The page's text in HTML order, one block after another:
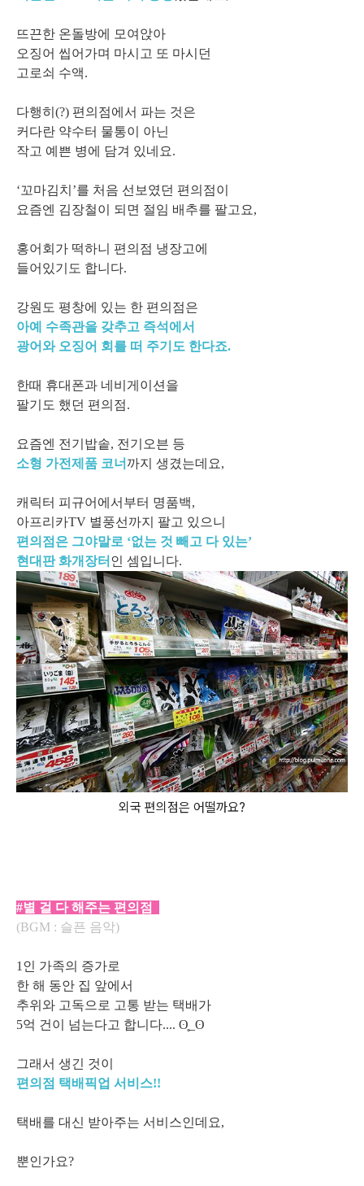
뜨끈한 온돌방에 모여앉아
오징어 씹어가며 마시고 또 마시던
고로쇠 수액.
다행히(?) 편의점에서 파는 것은
커다란 약수터 물통이 아닌
작고 예쁜 병에 담겨 있네요.
‘꼬마김치’를 처음 선보였던 편의점이
요즘엔 김장철이 되면 절임 배추를 팔고요,
홍어회 가 떡하니 편의점 냉장고에
들어있기도 합니다.
강원도 평창에 있는 한 편의점은
아예 수족관을 갖추고 즉석에서
광어와 오징어 회를 떠 주기도 한다죠.
한때 휴대폰과 네비게이션을
팔기도 했던 편의점.
요즘엔 전기밥솥, 전기오븐 등
소형 가전제품 코너 까지 생겼는데요,
캐릭터 피규어에서부터 명품백,
아프리카TV 별풍선까지 팔고 있으니
편의점은 그야말로 ‘없는 것 빼고 다 있는’
현대판 화개장터 인 셈입니다.
외국 편의점은 어떨까요?
#별 걸 다 해주는 편의점
(BGM : 슬픈 음악)
1인 가족의 증가로
한 해 동안 집 앞에서
추위와 고독으로 고통 받는 택배가
5억 건이 넘는다고 합니다.... ʘ̥_ʘ
그래서 생긴 것이
편의점 택배픽업 서비스!!
택배를 대신 받아주는 서비스인데요,
뿐인가요?